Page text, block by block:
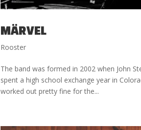
MÄRVEL
Rooster
The band was formed in 2002 when John
spent a high school exchange year in
worked out pretty fine for the...